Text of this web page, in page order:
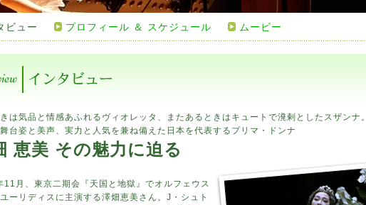
ビュー プロフィール ＆ スケジュール ムービー
は気品と情感あふれるヴィオレッタ、またあるときはキュートで溌剌としたスザンナ。
台姿と美声、実力と人気を兼ね備えた日本を代表するプリマ・ドンナ
恵美 その魅力に迫る
11月、東京二期会『天国と地獄』でオルフェウス
ーリディスに主演する澤畑恵美さん。J・シュト